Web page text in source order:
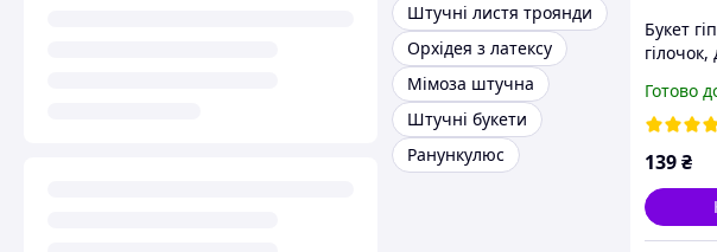
Штучні листя троянди
Орхідея з латексу
Мімоза штучна
Штучні букети
Ранункулюс
Букет
Готово
139₴